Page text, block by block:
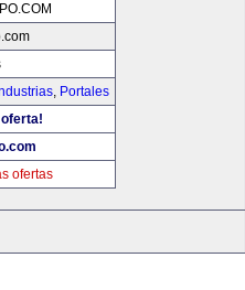
, Portales
ofertas